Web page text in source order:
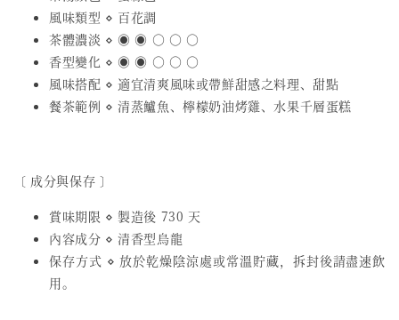
風味類型 ⋄ 百花調
茶體濃淡 ⋄ ◉ ◉ ○ ○ ○
香型變化 ⋄ ◉ ◉ ○ ○ ○
風味搭配 ⋄ 適宜清爽風味或帶鮮甜感之料理、甜點
餐茶範例 ⋄ 清蒸鱸魚、檸檬奶油烤雞、水果千層蛋糕
〔 成分與保存 〕
賞味期限 ⋄ 製造後 730 天
內容成分 ⋄ 清香型烏龍
保存方式 ⋄ 放於乾燥陰涼處或常溫貯藏，拆封後請盡速飲
用。